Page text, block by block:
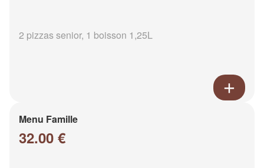
2 pizzas senior, 1 boisson 1,25L
Menu Famille
32.00 €